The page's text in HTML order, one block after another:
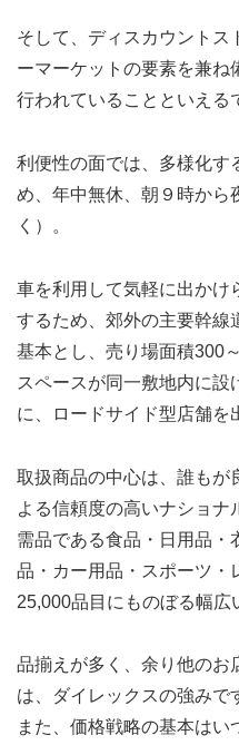
そして、ディスカウントス
ーマーケットの要素を兼ね
行われていることといえる
利便性の面では、多様化す
め、年中無休、朝９時から
く）。
車を利用して気軽に出かけ
するため、郊外の主要幹線
基本とし、売り場面積300
スペースが同一敷地内に
に、ロードサイド型店舗を
取扱商品の中心は、誰もが
よる信頼度の高いナショ
需品である食品・日用品・
品・カー用品・スポーツ・
25,000品目にものぼる幅広
品揃えが多く、余り他のお
は、ダイレックスの強みで
また、価格戦略の基本は